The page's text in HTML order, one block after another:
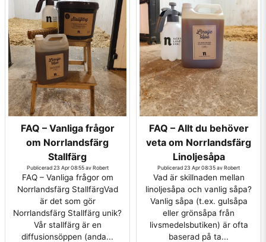
FAQ – Vanliga frågor
om Norrlandsfärg
Stallfärg
Publicerad 23 Apr 08:55 av Robert
FAQ – Vanliga frågor om
Norrlandsfärg StallfärgVad
är det som gör
Norrlandsfärg Stallfärg unik?
Vår stallfärg är en
diffusionsöppen (anda...
FAQ – Allt du behöver
veta om Norrlandsfärg
Linoljesåpa
Publicerad 23 Apr 08:35 av Robert
Vad är skillnaden mellan
linoljesåpa och vanlig såpa?
Vanlig såpa (t.ex. gulsåpa
eller grönsåpa från
livsmedelsbutiken) är ofta
baserad på ta...